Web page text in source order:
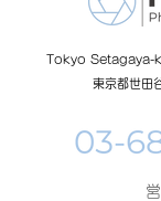
Tokyo Setagaya-
東京都世田